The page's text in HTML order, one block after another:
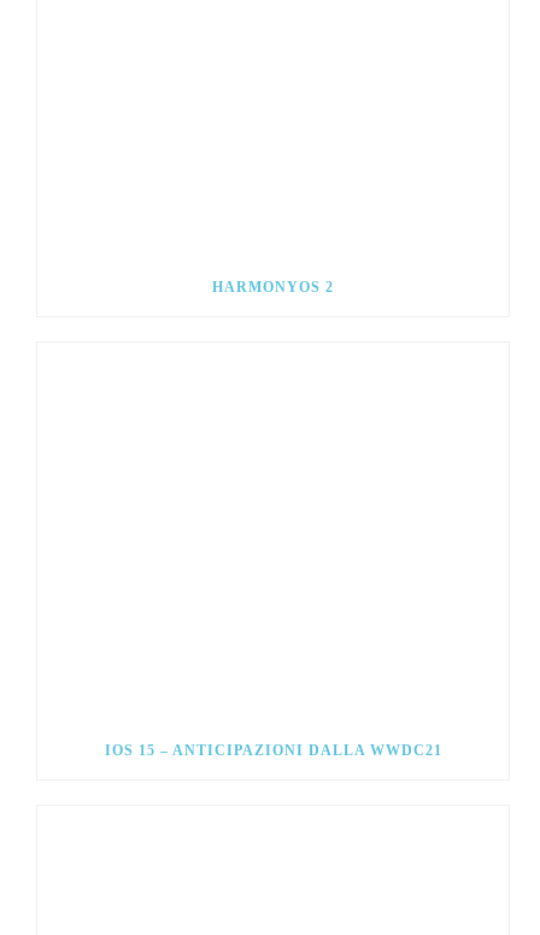
HARMONYOS 2
IOS 15 – ANTICIPAZIONI DALLA WWDC21